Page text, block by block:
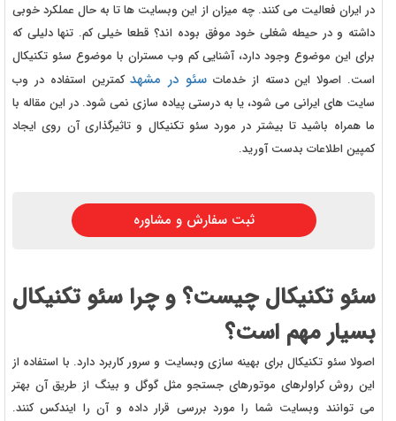
در ایران فعالیت می کنند. چه میزان از این وبسایت ها تا به حال عملکرد خوبی
داشته و در حیطه شغلی خود موفق بوده اند؟ قطعا خیلی کم. تنها دلیلی که
برای این موضوع وجود دارد، آشنایی کم وب مستران با موضوع سئو تکنیکال
است. اصولا این دسته از خدمات سئو در مشهدکمترین استفاده در وب
سایت های ایرانی می شود، یا به درستی پیاده سازی نمی شود. در این مقاله با
ما همراه باشید تا بیشتر در مورد سئو تکنیکال و تاثیرگذاری آن روی ایجاد
کمپین اطلاعات بدست آورید.
ثبت سفارش و مشاوره
سئو تکنیکال چیست؟ و چرا سئو تکنیکال
بسیار مهم است؟
اصولا سئو تکنیکال برای بهینه سازی وبسایت و سرور کاربرد دارد. با استفاده از
این روش کراولرهای موتورهای جستجو مثل گوگل و بینگ از طریق آن بهتر
می توانند وبسایت شما را مورد بررسی قرار داده و آن را ایندکس کنند.